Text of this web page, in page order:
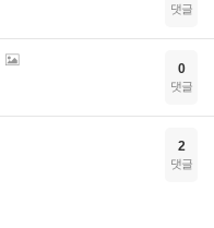
댓글
0
댓글
2
댓글